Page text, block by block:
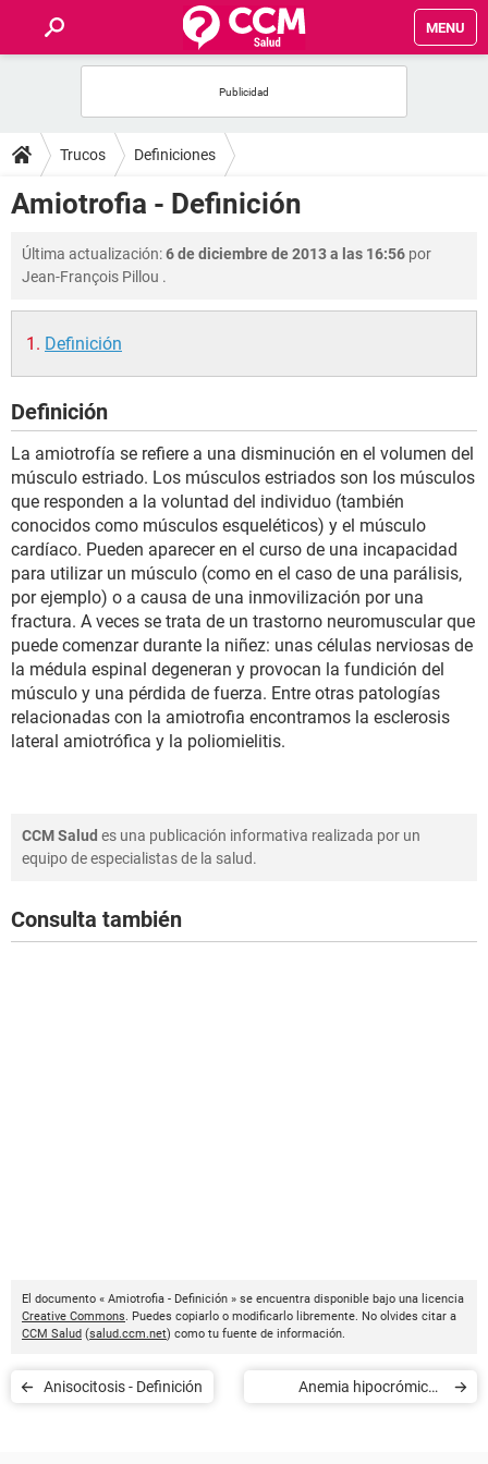
MENU
FOROS
SALUD
FAMILIA
NUTRICIÓN
SEXUALIDAD
GLOSARIO
Trucos Definiciones
Amiotrofia - Definición
Última actualización:6 de diciembre de 2013 a las 16:56 por
Jean-François Pillou .
Definición
Definición
La amiotrofía se refiere a una disminución en el volumen del
músculo estriado. Los músculos estriados son los músculos
que responden a la voluntad del individuo (también
conocidos como músculos esqueléticos) y el músculo
cardíaco. Pueden aparecer en el curso de una incapacidad
para utilizar un músculo (como en el caso de una parálisis,
por ejemplo) o a causa de una inmovilización por una
fractura. A veces se trata de un trastorno neuromuscular que
puede comenzar durante la niñez: unas células nerviosas de
la médula espinal degeneran y provocan la fundición del
músculo y una pérdida de fuerza. Entre otras patologías
relacionadas con la amiotrofia encontramos la esclerosis
lateral amiotrófica y la poliomielitis.
CCM Salud es una publicación informativa realizada por un
equipo de especialistas de la salud.
Consulta también
El documento « Amiotrofia - Definición » se encuentra disponible bajo una licencia
Creative Commons. Puedes copiarlo o modificarlo libremente. No olvides citar a
CCM Salud (salud.ccm.net) como tu fuente de información.
Anisocitosis - Definición
Anemia hipocrómica -